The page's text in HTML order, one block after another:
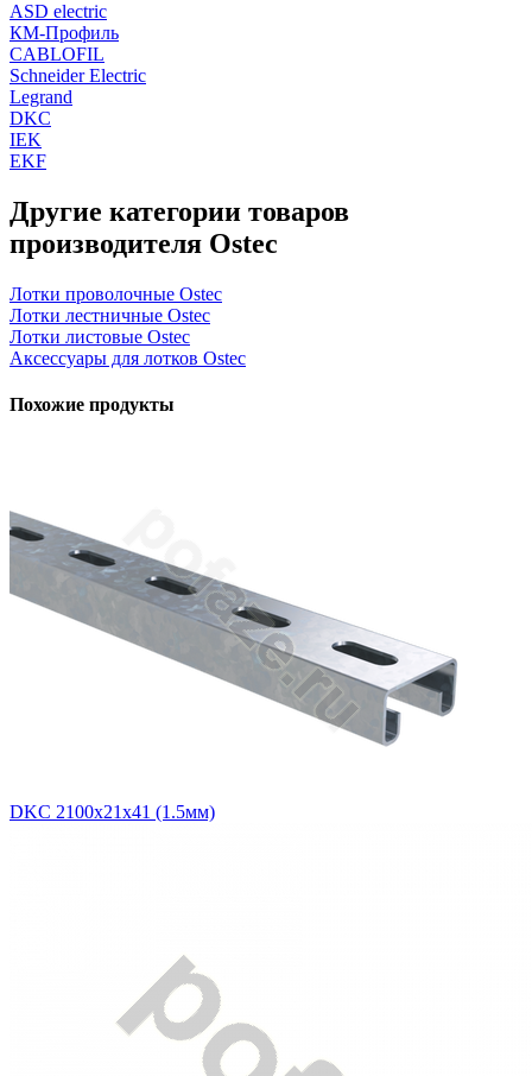
ASD electric
КМ-Профиль
CABLOFIL
Schneider Electric
Legrand
DKC
IEK
EKF
Другие категории товаров
производителя Ostec
Лотки проволочные Ostec
Лотки лестничные Ostec
Лотки листовые Ostec
Аксессуары для лотков Ostec
Похожие продукты
DKC 2100х21х41 (1.5мм)